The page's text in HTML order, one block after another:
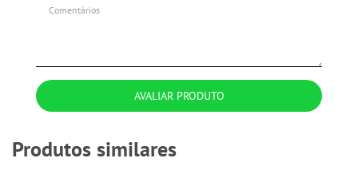
AVALIAR PRODUTO
Produtos similares